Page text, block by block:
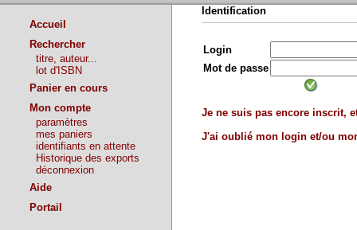
Accueil
Rechercher
titre, auteur...
lot d'ISBN
Panier en cours
Mon compte
paramètres
mes paniers
identifiants en attente
Historique des exports
déconnexion
Aide
Portail
Identification
Login
Mot de passe
Je ne suis pas encore inscrit,
J'ai oublié mon login et/ou